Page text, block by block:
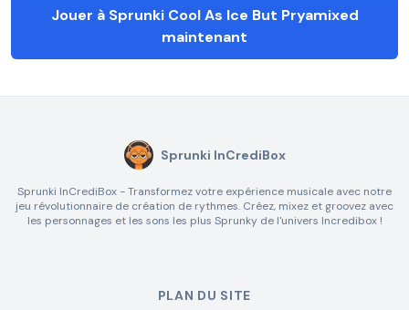
Jouer à Sprunki Cool As Ice But Pryamixed
maintenant
Sprunki InCrediBox
Sprunki InCrediBox - Transformez votre expérience musicale avec notre
jeu révolutionnaire de création de rythmes. Créez, mixez et groovez avec
les personnages et les sons les plus Sprunky de l'univers Incredibox !
PLAN DU SITE